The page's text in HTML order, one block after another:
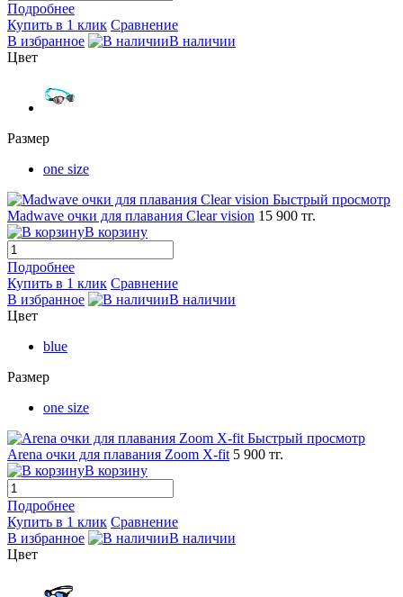
Подробнее
Купить в 1 клик Сравнение
В избранное
В наличии
Цвет
Размер
one size
Быстрый просмотр
Madwave очки для плавания Clear vision 15 900 тг.
В корзину
Подробнее
Купить в 1 клик Сравнение
В избранное
В наличии
Цвет
blue
Размер
one size
Быстрый просмотр
Arena очки для плавания Zoom X-fit 5 900 тг.
В корзину
Подробнее
Купить в 1 клик Сравнение
В избранное
В наличии
Цвет